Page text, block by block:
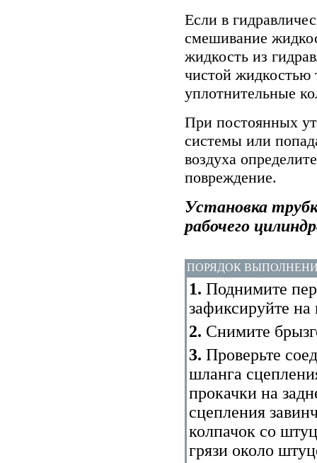
Если в
смешивание
жидкость из
чистой жидкостью
уплотнительные
При постоянных
системы или
воздуха
повреждение.
Установка
рабочего
ПОРЯДОК
1. Поднимите
зафиксируйте на
2. Снимите
3. Проверьте
шланга
прокачки на
сцепления
колпачок со
грязи около